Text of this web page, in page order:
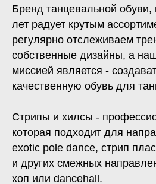
Бренд танцевальной обуви,
лет радует крутым
регулярно отслеживаем
собственные дизайны, а
миссией является -
качественную обувь для
Стрипы и хилсы -
которая подходит для
exotic pole dance, стрип
и других смежных
хоп или dancehall.